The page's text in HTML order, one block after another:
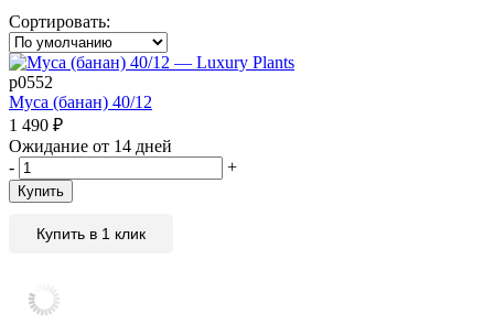
Сортировать:
р0552
Муса (банан) 40/12
1 490 ₽
Ожидание от 14 дней
-
+
Купить
Купить в 1 клик